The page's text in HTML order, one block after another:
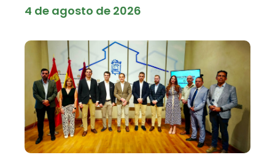
4 de agosto de 2026